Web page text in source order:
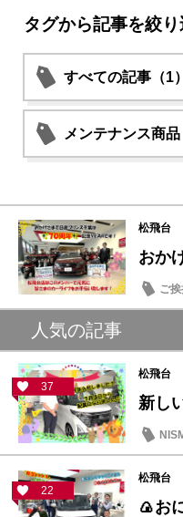
タグから記事を絞
すべての記事（1）
メンテナンス商品
松飛台
おか
ご
人気の記事
37
松飛台
新し
22
松飛台
🍙お